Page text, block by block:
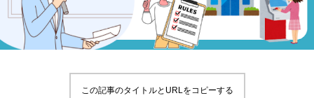
この記事のタイトルとURLをコピーする